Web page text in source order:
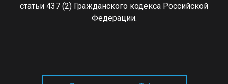
статьи 437 (2) Гражданского кодекса Российской
Федерации.